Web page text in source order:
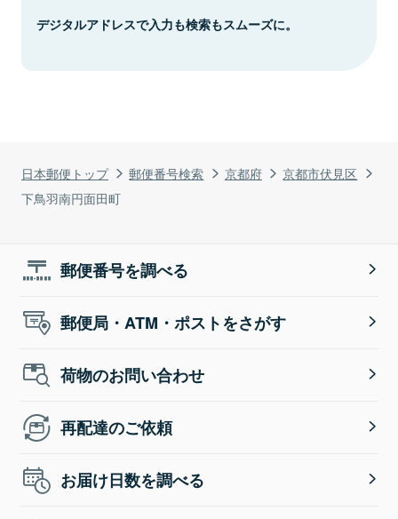
日本郵便トップ 郵便番号検索 京都府
京都市伏見区
下鳥羽南円面田町
デジタルアドレスで入力も検索もスムーズに。
郵便番号を調べる
郵便局・ATM・ポストをさがす
荷物のお問い合わせ
再配達のご依頼
お届け日数を調べる